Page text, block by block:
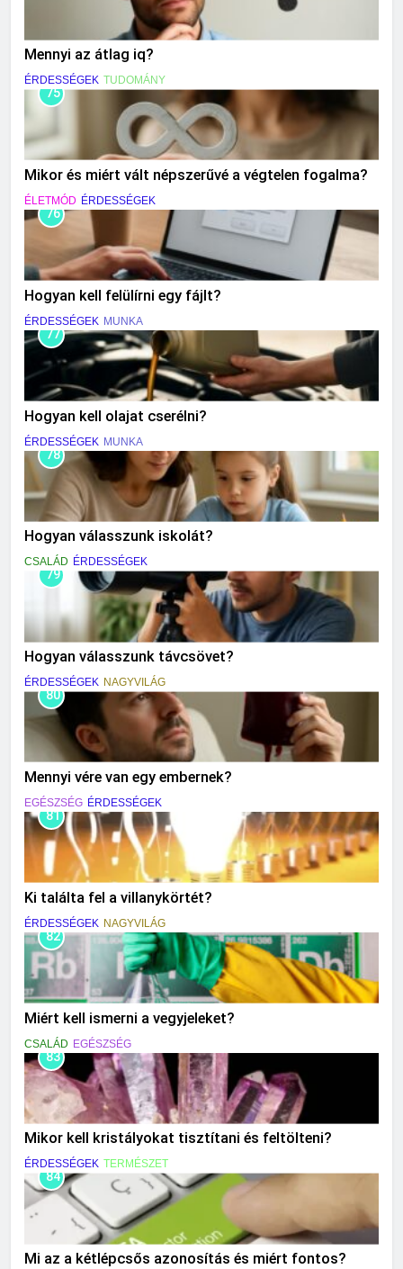
Mennyi az átlag iq?
ÉRDESSÉGEK TUDOMÁNY
75
Mikor és miért vált népszerűvé a végtelen fogalma?
ÉLETMÓD ÉRDESSÉGEK
76
Hogyan kell felülírni egy fájlt?
ÉRDESSÉGEK MUNKA
77
Hogyan kell olajat cserélni?
ÉRDESSÉGEK MUNKA
78
Hogyan válasszunk iskolát?
CSALÁD ÉRDESSÉGEK
79
Hogyan válasszunk távcsövet?
ÉRDESSÉGEK NAGYVILÁG
80
Mennyi vére van egy embernek?
EGÉSZSÉG ÉRDESSÉGEK
81
Ki találta fel a villanykörtét?
ÉRDESSÉGEK NAGYVILÁG
82
Miért kell ismerni a vegyjeleket?
CSALÁD EGÉSZSÉG
83
Mikor kell kristályokat tisztítani és feltölteni?
ÉRDESSÉGEK TERMÉSZET
84
Mi az a kétlépcsős azonosítás és miért fontos?